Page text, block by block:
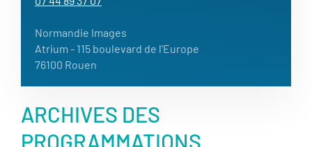
Normandie Images
Atrium - 115 boulevard de l'Europe
76100 Rouen
ARCHIVES DES
PROGRAMMATIONS